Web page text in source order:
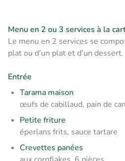
Menu en 2 ou 3 services à la
Le menu en 2 services se
plat ou d'un plat et d'un dessert.
Entrée
Tarama maison
œufs de cabillaud, pain de
Petite friture
éperlans frits, sauce tartare
Crevettes panées